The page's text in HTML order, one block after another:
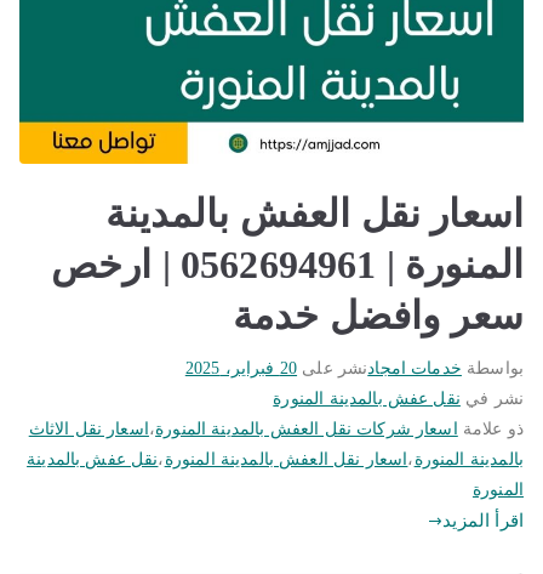
اسعار نقل العفش بالمدينة
المنورة | 0562694961 | ارخص
سعر وافضل خدمة
بواسطة خدمات امجادنشر على 20 فبراير، 2025
نشر في نقل عفش بالمدينة المنورة
ذو علامة
اسعار شركات نقل العفش بالمدينة المنورة، اسعار نقل الاثاث
بالمدينة المنورة ، اسعار نقل العفش بالمدينة المنورة ،نقل عفش بالمدينة
المنورة
اقرأ المزيد